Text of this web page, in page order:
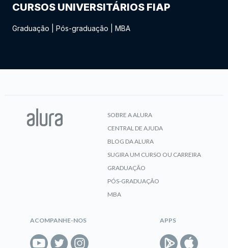
CURSOS UNIVERSITÁRIOS FIAP
Graduação Pós-graduação MBA
SOBRE A ALURA
CENTRAL DE AJUDA
BLOG DA ALURA
SUGIRA UM CURSO OU CARREIRA
GRADUAÇÃO
PÓS-GRADUAÇÃO
MBA
ACOMPANHE-NOS APPS